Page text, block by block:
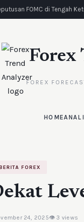
FOMC di Tengah
Forex
FOREX
HOME
FOREX
24, 2025👁 3 views